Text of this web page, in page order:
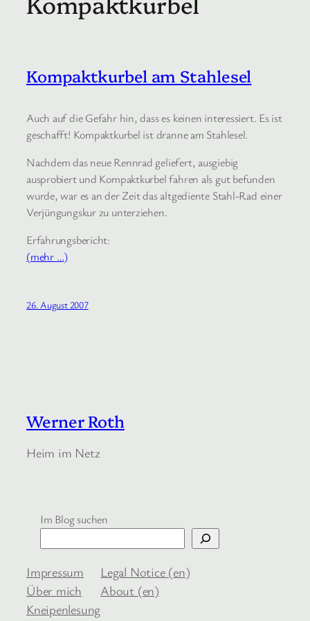
Kompaktkurbel am Stahlesel
Auch auf die Gefahr hin, dass es keinen interessiert. Es ist
geschafft! Kompaktkurbel ist dranne am Stahlesel.
Nachdem das neue Rennrad geliefert, ausgiebig
ausprobiert und Kompaktkurbel fahren als gut befunden
wurde, war es an der Zeit das altgediente Stahl-Rad einer
Verjüngungskur zu unterziehen.
Erfahrungsbericht:
(mehr …)
26. August 2007
Werner Roth
Heim im Netz
Im Blog suchen
Impressum
Über mich
Kneipenlesung
Legal Notice (en)
About (en)